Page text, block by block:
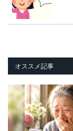
オススメ記事